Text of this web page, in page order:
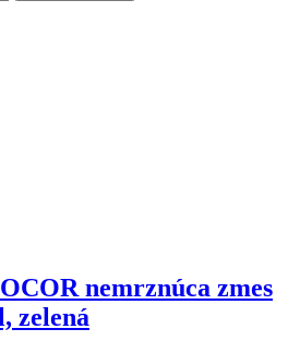
nemrznúca zmes
zelená